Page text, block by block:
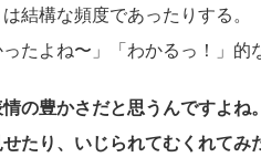
結構な頻度であったりする。
たよね〜」「わかるっ！」的
の豊かさだと思うんですよね
たり、いじられてむくれてみ